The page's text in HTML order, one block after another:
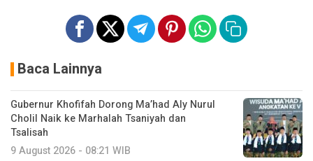
Baca Lainnya
Gubernur Khofifah Dorong Ma’had Aly Nurul
Cholil Naik ke Marhalah Tsaniyah dan
Tsalisah
9 August 2026 - 08:21 WIB